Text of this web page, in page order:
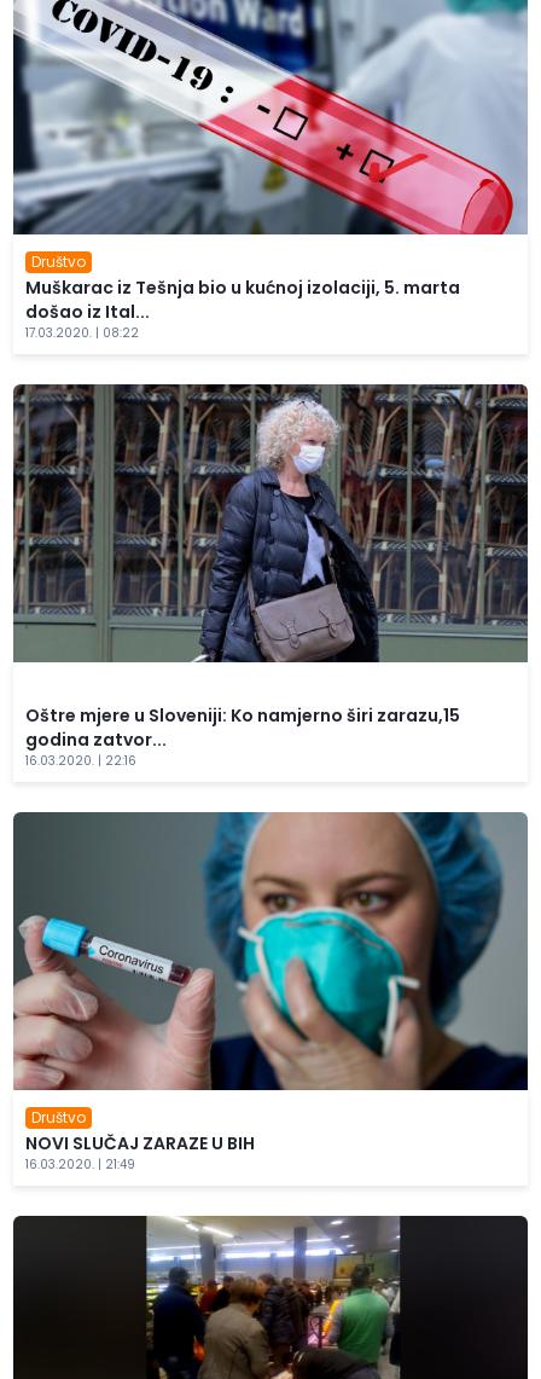
Društvo
Muškarac iz Tešnja bio u kućnoj izolaciji, 5. marta
došao iz Ital...
17.03.2020. | 08:22
Oštre mjere u Sloveniji: Ko namjerno širi zarazu,15
godina zatvor...
16.03.2020. | 22:16
Društvo
NOVI SLUČAJ ZARAZE U BIH
16.03.2020. | 21:49